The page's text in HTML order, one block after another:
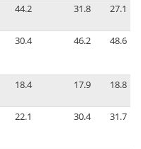
44.2 31.8 27.1
30.4 46.2 48.6
18.4 17.9 18.8
22.1 30.4 31.7